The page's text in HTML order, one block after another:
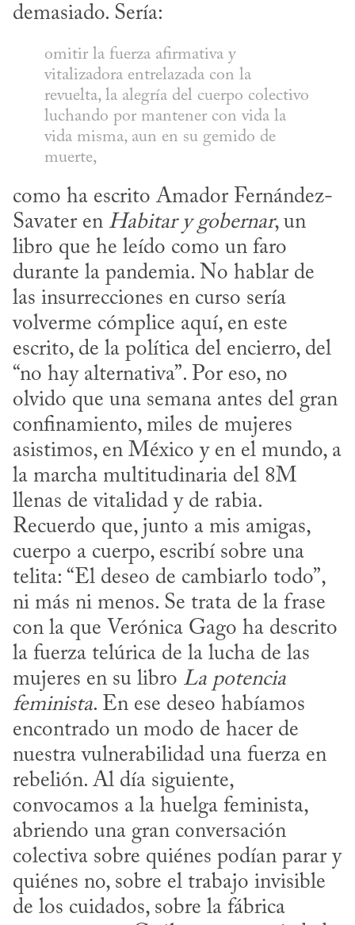
demasiado. Sería:
omitir la fuerza afirmativa y
vitalizadora entrelazada con la
revuelta, la alegría del cuerpo colectivo
luchando por mantener con vida la
vida misma, aun en su gemido de
muerte,
como ha escrito Amador Fernández-
Savater en Habitar y gobernar, un
libro que he leído como un faro
durante la pandemia. No hablar de
las insurrecciones en curso sería
volverme cómplice aquí, en este
escrito, de la política del encierro, del
“no hay alternativa”. Por eso, no
olvido que una semana antes del gran
confinamiento, miles de mujeres
asistimos, en México y en el mundo, a
la marcha multitudinaria del 8M
llenas de vitalidad y de rabia.
Recuerdo que, junto a mis amigas,
cuerpo a cuerpo, escribí sobre una
telita: “El deseo de cambiarlo todo”,
ni más ni menos. Se trata de la frase
con la que Verónica Gago ha descrito
la fuerza telúrica de la lucha de las
mujeres en su libro La potencia
feminista. En ese deseo habíamos
encontrado un modo de hacer de
nuestra vulnerabilidad una fuerza en
rebelión. Al día siguiente,
convocamos a la huelga feminista,
abriendo una gran conversación
colectiva sobre quiénes podían parar y
quiénes no, sobre el trabajo invisible
de los cuidados, sobre la fábrica